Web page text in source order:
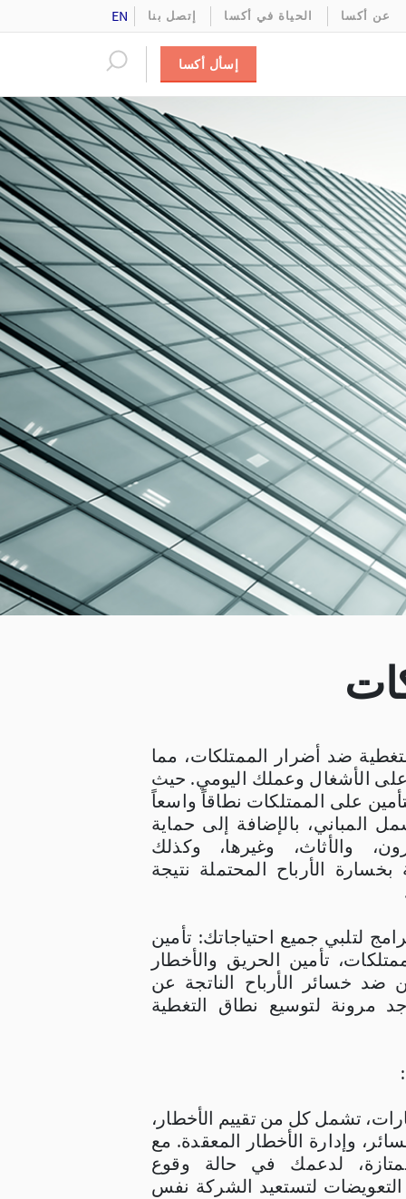
عن أكسا الحياة في أكسا إتصل بنا
إسأل أكسا
ضد أضرار الممتلكات، مما
على الأشغال وعملك اليومي. حيث
على الممتلكات نطاقاً واسعاً
المباني، بالإضافة إلى حماية
والأثاث، وغيرها، وكذلك
بخسارة الأرباح المحتملة نتيجة
الخطة 3 برامج لتلبي جميع احتياجاتك: تأمين
تأمين الحريق والأخطار
ضد خسائر الأرباح الناتجة عن
مرونة لتوسيع نطاق التغطية
تشمل كل من تقييم الأخطار،
وإدارة الأخطار المعقدة. مع
لدعمك في حالة وقوع
التعويضات لتستعيد الشركة نفس